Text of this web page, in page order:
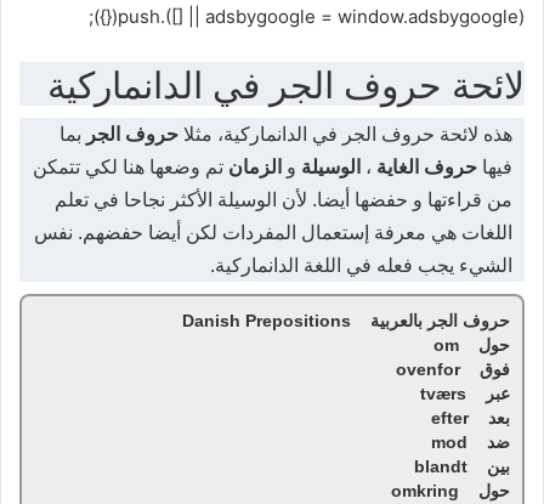
(adsbygoogle = window.adsbygoogle || []).push({});
لائحة حروف الجر في الدانماركية
هذه لائحة حروف الجر في الدانماركية، مثلا حروف الجر بما
فيها حروف الغاية ، الوسيلة و الزمان تم وضعها هنا لكي تتمكن
من قراءتها و حفضها أيضا. لأن الوسيلة الأكثر نجاحا في تعلم
اللغات هي معرفة إستعمال المفردات لكن أيضا حفضهم. نفس
الشيء يجب فعله في اللغة الدانماركية.
حروف الجر بالعربية Danish Prepositions
حول om
فوق ovenfor
عبر tværs
بعد efter
ضد mod
بين blandt
حول omkring